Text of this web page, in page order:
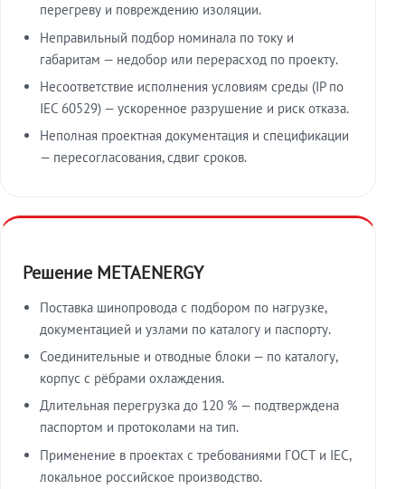
перегреву и повреждению изоляции.
Неправильный подбор номинала по току и
габаритам — недобор или перерасход по проекту.
Несоответствие исполнения условиям среды (IP по
IEC 60529) — ускоренное разрушение и риск отказа.
Неполная проектная документация и спецификации
— пересогласования, сдвиг сроков.
Решение METAENERGY
Поставка шинопровода с подбором по нагрузке,
документацией и узлами по каталогу и паспорту.
Соединительные и отводные блоки — по каталогу,
корпус с рёбрами охлаждения.
Длительная перегрузка до 120 % — подтверждена
паспортом и протоколами на тип.
Применение в проектах с требованиями ГОСТ и IEC,
локальное российское производство.